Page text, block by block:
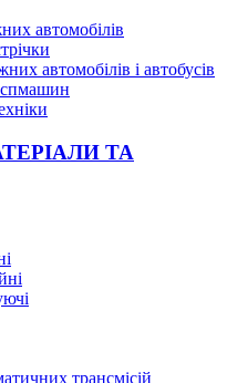
автомобілів
автомобілів і автобусів
ТА
трансмісій